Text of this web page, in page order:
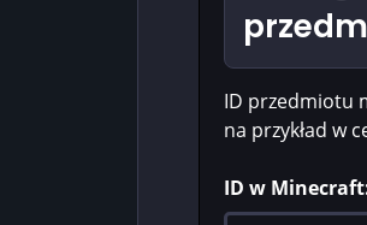
ID przedmiotu
na przykład w
ID w